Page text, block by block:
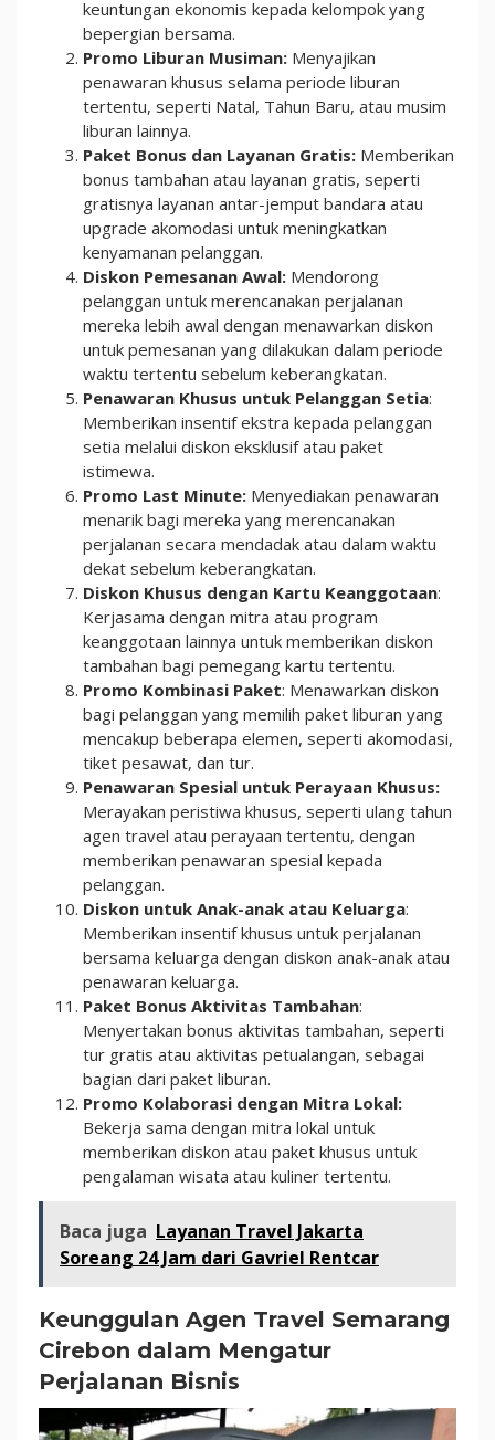
keuntungan ekonomis kepada kelompok yang
bepergian bersama.
Promo Liburan Musiman: Menyajikan
penawaran khusus selama periode liburan
tertentu, seperti Natal, Tahun Baru, atau musim
liburan lainnya.
Paket Bonus dan Layanan Gratis: Memberikan
bonus tambahan atau layanan gratis, seperti
gratisnya layanan antar-jemput bandara atau
upgrade akomodasi untuk meningkatkan
kenyamanan pelanggan.
Diskon Pemesanan Awal: Mendorong
pelanggan untuk merencanakan perjalanan
mereka lebih awal dengan menawarkan diskon
untuk pemesanan yang dilakukan dalam periode
waktu tertentu sebelum keberangkatan.
Penawaran Khusus untuk Pelanggan Setia:
Memberikan insentif ekstra kepada pelanggan
setia melalui diskon eksklusif atau paket
istimewa.
Promo Last Minute: Menyediakan penawaran
menarik bagi mereka yang merencanakan
perjalanan secara mendadak atau dalam waktu
dekat sebelum keberangkatan.
Diskon Khusus dengan Kartu Keanggotaan:
Kerjasama dengan mitra atau program
keanggotaan lainnya untuk memberikan diskon
tambahan bagi pemegang kartu tertentu.
Promo Kombinasi Paket: Menawarkan diskon
bagi pelanggan yang memilih paket liburan yang
mencakup beberapa elemen, seperti akomodasi,
tiket pesawat, dan tur.
Penawaran Spesial untuk Perayaan Khusus:
Merayakan peristiwa khusus, seperti ulang tahun
agen travel atau perayaan tertentu, dengan
memberikan penawaran spesial kepada
pelanggan.
Diskon untuk Anak-anak atau Keluarga:
Memberikan insentif khusus untuk perjalanan
bersama keluarga dengan diskon anak-anak atau
penawaran keluarga.
Paket Bonus Aktivitas Tambahan:
Menyertakan bonus aktivitas tambahan, seperti
tur gratis atau aktivitas petualangan, sebagai
bagian dari paket liburan.
Promo Kolaborasi dengan Mitra Lokal:
Bekerja sama dengan mitra lokal untuk
memberikan diskon atau paket khusus untuk
pengalaman wisata atau kuliner tertentu.
Baca juga Layanan Travel Jakarta
Soreang 24 Jam dari Gavriel Rentcar
Keunggulan Agen Travel Semarang
Cirebon dalam Mengatur
Perjalanan Bisnis